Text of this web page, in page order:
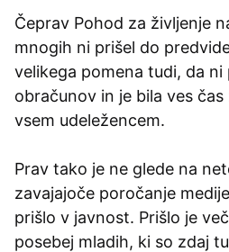
Čeprav Pohod za življenje
mnogih ni prišel do
velikega pomena tudi, da
obračunov in je bila ves
vsem udeležencem.
Prav tako je ne glede na
zavajajoče poročanje
prišlo v javnost. Prišlo je
posebej mladih, ki so zdaj